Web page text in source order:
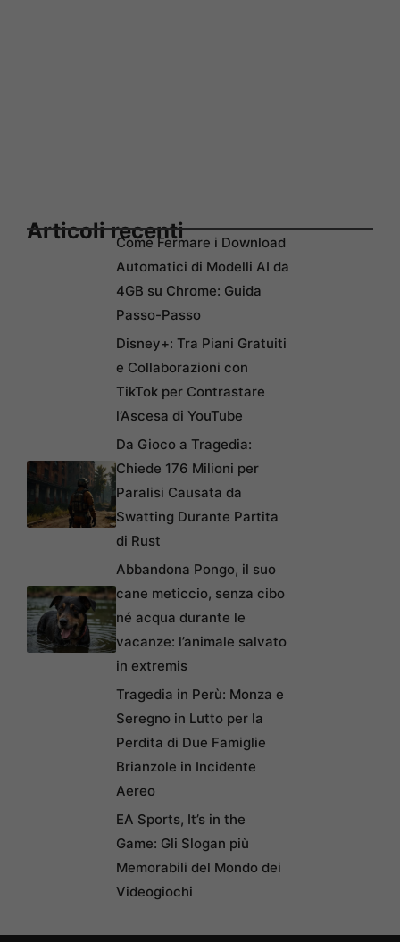
Articoli recentiCome Fermare i Download
Automatici di Modelli AI da
4GB su Chrome: Guida
Passo-Passo
Disney+: Tra Piani Gratuiti
e Collaborazioni con
TikTok per Contrastare
l’Ascesa di YouTube
Da Gioco a Tragedia:
Chiede 176 Milioni per
Paralisi Causata da
Swatting Durante Partita
di Rust
Abbandona Pongo, il suo
cane meticcio, senza cibo
né acqua durante le
vacanze: l’animale salvato
in extremis
Tragedia in Perù: Monza e
Seregno in Lutto per la
Perdita di Due Famiglie
Brianzole in Incidente
Aereo
EA Sports, It’s in the
Game: Gli Slogan più
Memorabili del Mondo dei
Videogiochi